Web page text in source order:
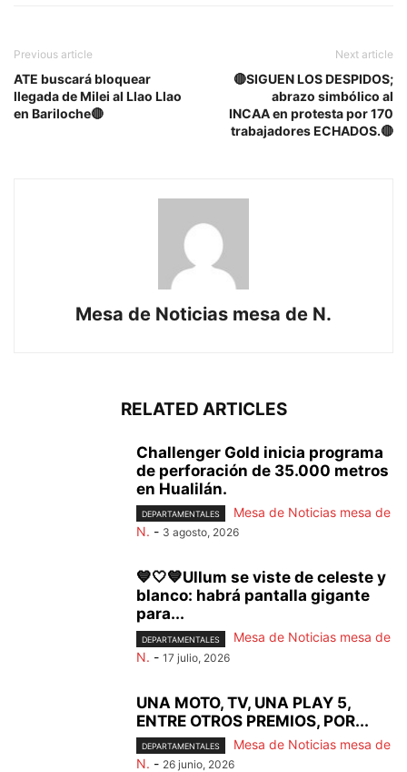
Previous article
ATE buscará bloquear
llegada de Milei al Llao Llao
en Bariloche🔴
Next article
🔴SIGUEN LOS DESPIDOS;
abrazo simbólico al
INCAA en protesta por 170
trabajadores ECHADOS.🔴
Mesa de Noticias mesa de N.
RELATED ARTICLES
Challenger Gold inicia programa
de perforación de 35.000 metros
en Hualilán.
DEPARTAMENTALES
Mesa de Noticias mesa de
N. - 3 agosto, 2026
💙🤍💙Ullum se viste de celeste y
blanco: habrá pantalla gigante
para...
DEPARTAMENTALES
Mesa de Noticias mesa de
N. - 17 julio, 2026
UNA MOTO, TV, UNA PLAY 5,
ENTRE OTROS PREMIOS, POR...
DEPARTAMENTALES
Mesa de Noticias mesa de
N. - 26 junio, 2026